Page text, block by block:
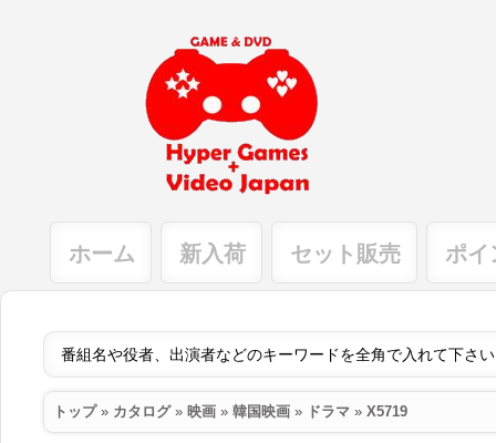
ホーム 新入荷 セット販売 ポイ
トップ» カタログ» 映画 » 韓国映画 » ドラマ » X5719